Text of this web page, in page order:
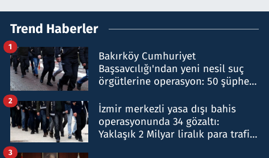
Trend Haberler
Bakırköy Cumhuriyet
Başsavcılığı'ndan yeni nesil suç
örgütlerine operasyon: 50 şüpheli
1
İzmir merkezli yasa dışı bahis
operasyonunda 34 gözaltı:
Yaklaşık 2 Milyar liralık para trafiği
2
3